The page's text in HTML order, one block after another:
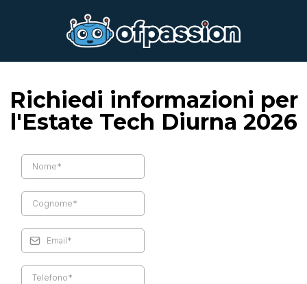
Richiedi informazioni per
l'Estate Tech Diurna 2026